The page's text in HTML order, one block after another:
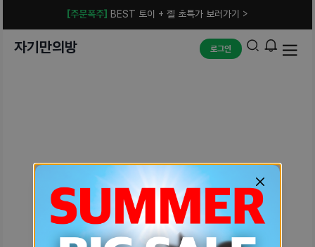
[주문폭주] BEST 토이 + 젤 초특가 보러가기 >
자기만의방 로그인
예상치 못한 에러입니다.